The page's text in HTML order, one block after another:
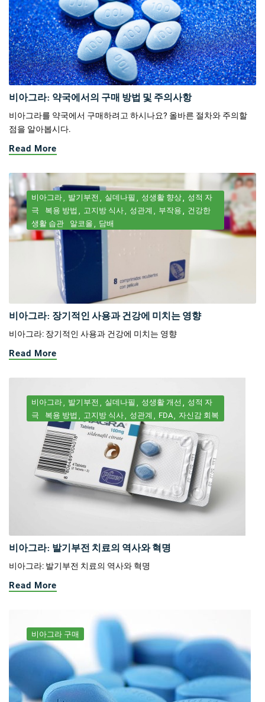
비아그라: 약국에서의 구매 방법 및 주의사항
비아그라를 약국에서 구매하려고 하시나요? 올바른 절차와 주의할
점을 알아봅시다.
Read More
비아그라 발기부전 실데나필 성생활 향상
성적 자
극
복용 방법 고지방 식사 성관계 부작용
건강한
생활 습관
알코올 담배
비아그라: 장기적인 사용과 건강에 미치는 영향
비아그라: 장기적인 사용과 건강에 미치는 영향
Read More
비아그라 발기부전 실데나필 성생활 개선
성적 자
극
복용 방법 고지방 식사 성관계 FDA 자신감 회복
비아그라: 발기부전 치료의 역사와 혁명
비아그라: 발기부전 치료의 역사와 혁명
Read More
비아그라 구매